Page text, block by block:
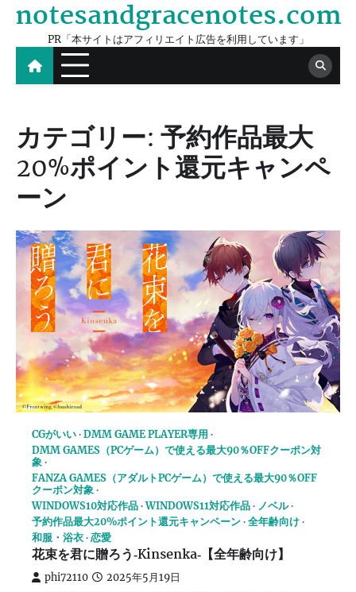
Skip
content
notesandgracenotes.com
PR「本サイトはアフィリエイト広告を利用しています」
カテゴリー:予約作品最大
20%ポイント還元キャンペ
ーン
CGがいい DMM GAME PLAYER専用
DMM GAMES（PCゲーム）で使える最大90％OFFクーポン対
象
FANZA GAMES（アダルトPCゲーム）で使える最大90％OFF
クーポン対象
WINDOWS10対応作品 WINDOWS11対応作品
ノベル
予約作品最大20%ポイント還元キャンペーン 全年齢向け
和服・浴衣 恋愛
花束を君に贈ろう‐Kinsenka‐【全年齢向け】
phi72110 2025年5月19日